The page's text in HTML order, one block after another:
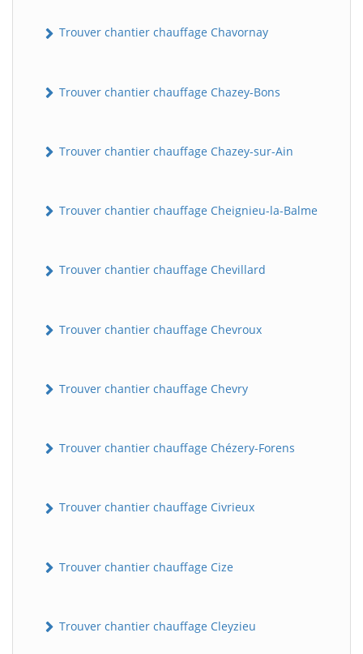
Trouver chantier chauffage Chavornay
Trouver chantier chauffage Chazey-Bons
Trouver chantier chauffage Chazey-sur-Ain
Trouver chantier chauffage Cheignieu-la-Balme
Trouver chantier chauffage Chevillard
Trouver chantier chauffage Chevroux
Trouver chantier chauffage Chevry
Trouver chantier chauffage Chézery-Forens
Trouver chantier chauffage Civrieux
Trouver chantier chauffage Cize
Trouver chantier chauffage Cleyzieu